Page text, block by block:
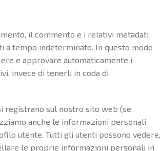
il commento e i relativi metadati
a tempo indeterminato. In questo modo
e approvare automaticamente i
invece di tenerli in coda di
registrano sul nostro sito web (se
anche le informazioni personali
utente. Tutti gli utenti possono vedere,
le proprie informazioni personali in